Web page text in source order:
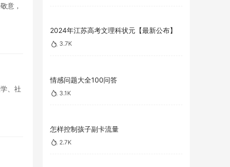
意，
、社
2024年江苏高考文理科状元【最新公布】
3.7K
情感问题大全100问答
3.1K
怎样控制孩子副卡流量
2.7K